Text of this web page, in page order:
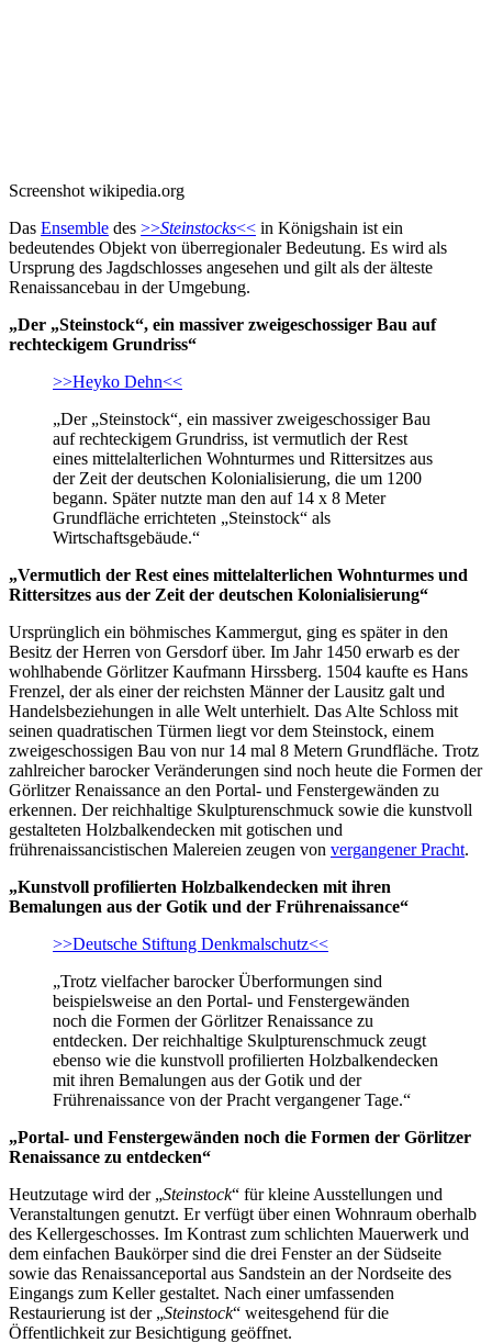
Screenshot wikipedia.org
Das Ensemble des >>Steinstocks<< in Königshain ist ein
bedeutendes Objekt von überregionaler Bedeutung. Es wird als
Ursprung des Jagdschlosses angesehen und gilt als der älteste
Renaissancebau in der Umgebung.
„Der „Steinstock“, ein massiver zweigeschossiger Bau auf
rechteckigem Grundriss“
>>Heyko Dehn<<
„Der „Steinstock“, ein massiver zweigeschossiger Bau
auf rechteckigem Grundriss, ist vermutlich der Rest
eines mittelalterlichen Wohnturmes und Rittersitzes aus
der Zeit der deutschen Kolonialisierung, die um 1200
begann. Später nutzte man den auf 14 x 8 Meter
Grundfläche errichteten „Steinstock“ als
Wirtschaftsgebäude.“
„Vermutlich der Rest eines mittelalterlichen Wohnturmes und
Rittersitzes aus der Zeit der deutschen Kolonialisierung“
Ursprünglich ein böhmisches Kammergut, ging es später in den
Besitz der Herren von Gersdorf über. Im Jahr 1450 erwarb es der
wohlhabende Görlitzer Kaufmann Hirssberg. 1504 kaufte es Hans
Frenzel, der als einer der reichsten Männer der Lausitz galt und
Handelsbeziehungen in alle Welt unterhielt. Das Alte Schloss mit
seinen quadratischen Türmen liegt vor dem Steinstock, einem
zweigeschossigen Bau von nur 14 mal 8 Metern Grundfläche. Trotz
zahlreicher barocker Veränderungen sind noch heute die Formen der
Görlitzer Renaissance an den Portal- und Fenstergewänden zu
erkennen. Der reichhaltige Skulpturenschmuck sowie die kunstvoll
gestalteten Holzbalkendecken mit gotischen und
frührenaissancistischen Malereien zeugen von vergangener Pracht.
„Kunstvoll profilierten Holzbalkendecken mit ihren
Bemalungen aus der Gotik und der Frührenaissance“
>>Deutsche Stiftung Denkmalschutz<<
„Trotz vielfacher barocker Überformungen sind
beispielsweise an den Portal- und Fenstergewänden
noch die Formen der Görlitzer Renaissance zu
entdecken. Der reichhaltige Skulpturenschmuck zeugt
ebenso wie die kunstvoll profilierten Holzbalkendecken
mit ihren Bemalungen aus der Gotik und der
Frührenaissance von der Pracht vergangener Tage.“
„Portal- und Fenstergewänden noch die Formen der Görlitzer
Renaissance zu entdecken“
Heutzutage wird der „Steinstock“ für kleine Ausstellungen und
Veranstaltungen genutzt. Er verfügt über einen Wohnraum oberhalb
des Kellergeschosses. Im Kontrast zum schlichten Mauerwerk und
dem einfachen Baukörper sind die drei Fenster an der Südseite
sowie das Renaissanceportal aus Sandstein an der Nordseite des
Eingangs zum Keller gestaltet. Nach einer umfassenden
Restaurierung ist der „Steinstock“ weitesgehend für die
Öffentlichkeit zur Besichtigung geöffnet.